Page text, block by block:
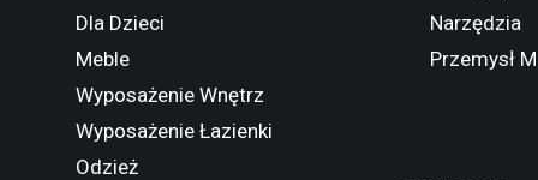
Dla Dzieci
Meble
Wyposażenie Wnętrz
Wyposażenie Łazienki
Odzież
Narzędzia
Przemysł